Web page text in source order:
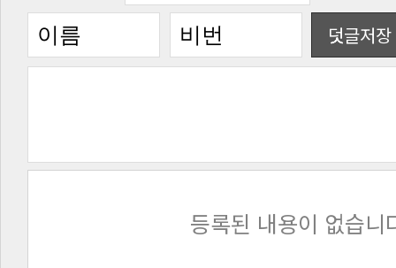
덧글저장
등록된 내용이 없습니